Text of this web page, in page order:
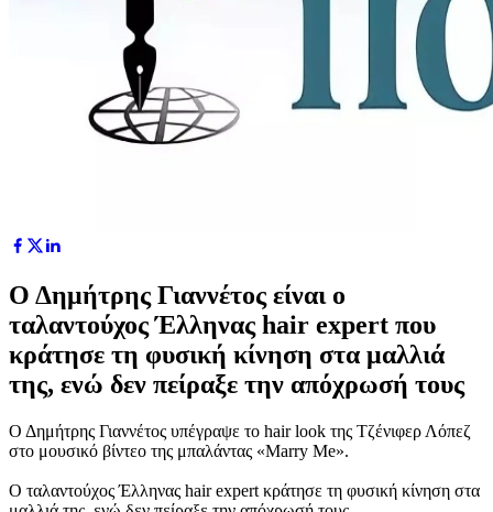
Ο Δημήτρης Γιαννέτος είναι ο
ταλαντούχος Έλληνας hair expert που
κράτησε τη φυσική κίνηση στα μαλλιά
της, ενώ δεν πείραξε την απόχρωσή τους
Ο Δημήτρης Γιαννέτος υπέγραψε το hair look της Τζένιφερ Λόπεζ
στο μουσικό βίντεο της μπαλάντας «Marry Me».
Ο ταλαντούχος Έλληνας hair expert κράτησε τη φυσική κίνηση στα